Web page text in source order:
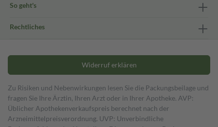
So geht's
Rechtliches
Widerruf erklären
Zu Risiken und Nebenwirkungen lesen Sie die Packungsbeilage und
fragen Sie Ihre Ärztin, Ihren Arzt oder in Ihrer Apotheke. AVP:
Üblicher Apothekenverkaufspreis berechnet nach der
Arzneimittelpreisverordnung. UVP: Unverbindliche